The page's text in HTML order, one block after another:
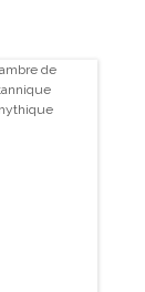
de